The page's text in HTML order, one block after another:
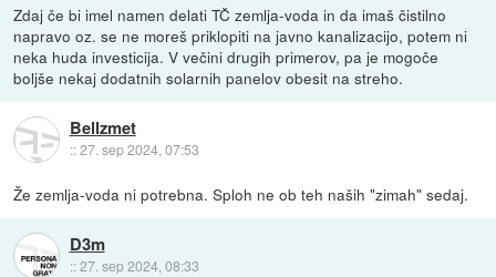
Zdaj če bi imel namen delati TČ zemlja-voda in da imaš čistilno
napravo oz. se ne moreš priklopiti na javno kanalizacijo, potem ni
neka huda investicija. V večini drugih primerov, pa je mogoče
boljše nekaj dodatnih solarnih panelov obesit na streho.
Bellzmet
::27. sep 2024, 07:53
Že zemlja-voda ni potrebna. Sploh ne ob teh naših "zimah" sedaj.
D3m
::27. sep 2024, 08:33